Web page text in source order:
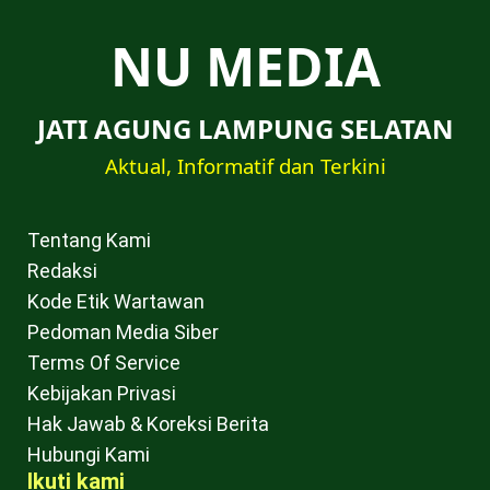
NU MEDIA
JATI AGUNG LAMPUNG SELATAN
Aktual, Informatif dan Terkini
Tentang Kami
Redaksi
Kode Etik Wartawan
Pedoman Media Siber
Terms Of Service
Kebijakan Privasi
Hak Jawab & Koreksi Berita
Hubungi Kami
Ikuti kami